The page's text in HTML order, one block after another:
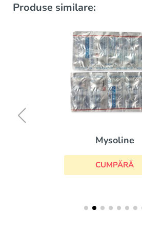
Produse similare:
Mysoline
CUMPĂRĂ